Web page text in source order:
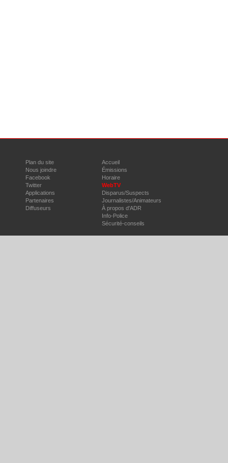
Plan du site
Nous joindre
Facebook
Twitter
Applications
Partenaires
Diffuseurs
Accueil
Émissions
Horaire
WebTV
Disparus/Suspects
Journalistes/Animateurs
À propos d'ADR
Info-Police
Sécurité-conseils